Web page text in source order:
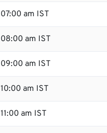
07:00 am IST
08:00 am IST
09:00 am IST
10:00 am IST
11:00 am IST